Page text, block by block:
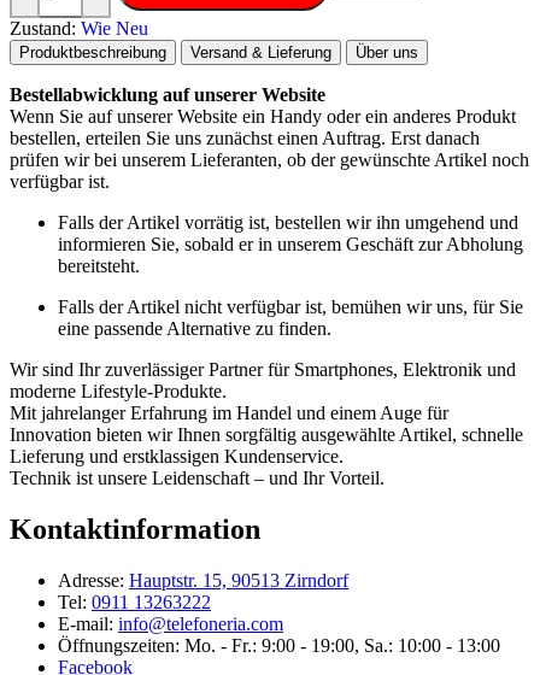
Zustand: Wie Neu
Produktbeschreibung Versand & Lieferung Über uns
Bestellabwicklung auf unserer Website
Wenn Sie auf unserer Website ein Handy oder ein anderes Produkt
bestellen, erteilen Sie uns zunächst einen Auftrag. Erst danach
prüfen wir bei unserem Lieferanten, ob der gewünschte Artikel noch
verfügbar ist.
Falls der Artikel vorrätig ist, bestellen wir ihn umgehend und
informieren Sie, sobald er in unserem Geschäft zur Abholung
bereitsteht.
Falls der Artikel nicht verfügbar ist, bemühen wir uns, für Sie
eine passende Alternative zu finden.
Wir sind Ihr zuverlässiger Partner für Smartphones, Elektronik und
moderne Lifestyle-Produkte.
Mit jahrelanger Erfahrung im Handel und einem Auge für
Innovation bieten wir Ihnen sorgfältig ausgewählte Artikel, schnelle
Lieferung und erstklassigen Kundenservice.
Technik ist unsere Leidenschaft – und Ihr Vorteil.
Kontaktinformation
Adresse: Hauptstr. 15, 90513 Zirndorf
Tel: 0911 13263222
E-mail: info@telefoneria.com
Öffnungszeiten: Mo. - Fr.: 9:00 - 19:00, Sa.: 10:00 - 13:00
Facebook